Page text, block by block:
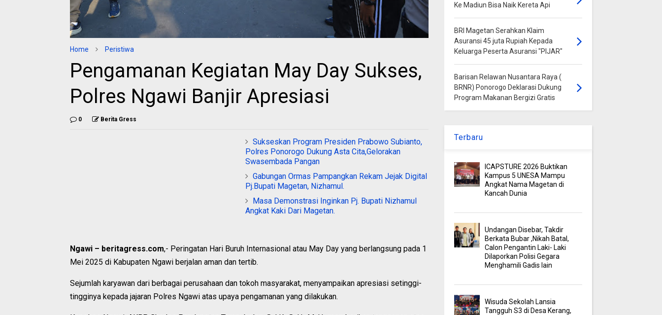
Home Peristiwa
Pengamanan Kegiatan May Day Sukses,
Polres Ngawi Banjir Apresiasi
0 Berita Gress
Sukseskan Program Presiden Prabowo Subianto,
Polres Ponorogo Dukung Asta Cita,Gelorakan
Swasembada Pangan
Gabungan Ormas Pampangkan Rekam Jejak Digital
Pj.Bupati Magetan, Nizhamul.
Masa Demonstrasi Inginkan Pj. Bupati Nizhamul
Angkat Kaki Dari Magetan.
Ngawi – beritagress.com,- Peringatan Hari Buruh Internasional atau May Day yang berlangsung pada 1
Mei 2025 di Kabupaten Ngawi berjalan aman dan tertib.
Sejumlah karyawan dari berbagai perusahaan dan tokoh masyarakat, menyampaikan apresiasi setinggi-
tingginya kepada jajaran Polres Ngawi atas upaya pengamanan yang dilakukan.
Ke Madiun Bisa Naik Kereta Api
BRI Magetan Serahkan Klaim
Asuransi 45 juta Rupiah Kepada
Keluarga Peserta Asuransi "PIJAR"
Barisan Relawan Nusantara Raya (
BRNR) Ponorogo Deklarasi Dukung
Program Makanan Bergizi Gratis
Terbaru
ICAPSTURE 2026 Buktikan
Kampus 5 UNESA Mampu
Angkat Nama Magetan di
Kancah Dunia
Undangan Disebar, Takdir
Berkata Bubar ,Nikah Batal,
Calon Pengantin Laki- Laki
Dilaporkan Polisi Gegara
Menghamili Gadis lain
Wisuda Sekolah Lansia
Tangguh S3 di Desa Kerang,